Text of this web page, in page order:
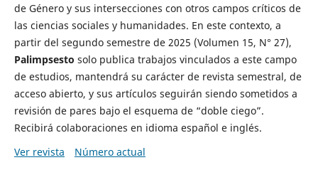
de Género y sus intersecciones con otros campos críticos de
las ciencias sociales y humanidades. En este contexto, a
partir del segundo semestre de 2025 (Volumen 15, N° 27),
Palimpsesto solo publica trabajos vinculados a este campo
de estudios, mantendrá su carácter de revista semestral, de
acceso abierto, y sus artículos seguirán siendo sometidos a
revisión de pares bajo el esquema de “doble ciego”.
Recibirá colaboraciones en idioma español e inglés.
Ver revista
Número actual